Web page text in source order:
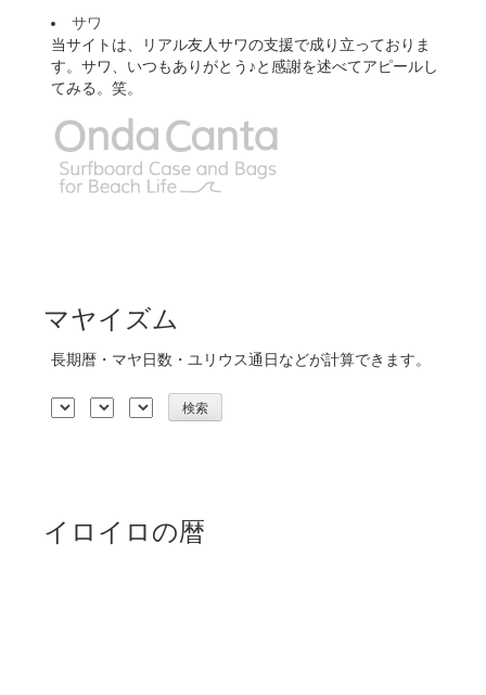
サワ
当サイトは、リアル友人サワの支援で成り立っておりま
す。サワ、いつもありがとう♪と感謝を述べてアピールし
てみる。笑。
マヤイズム
長期暦・マヤ日数・ユリウス通日などが計算できます。
イロイロの暦